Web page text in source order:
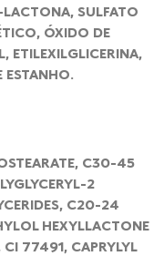
SULFATO
ÓXIDO DE
ETILEXILGLICERINA,
ESTANHO.
C30-45
2
C20-24
HEXYLLACTONE
CI 77491, CAPRYLYL